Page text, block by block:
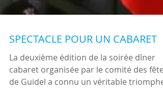
SPECTACLE POUR UN CABARET